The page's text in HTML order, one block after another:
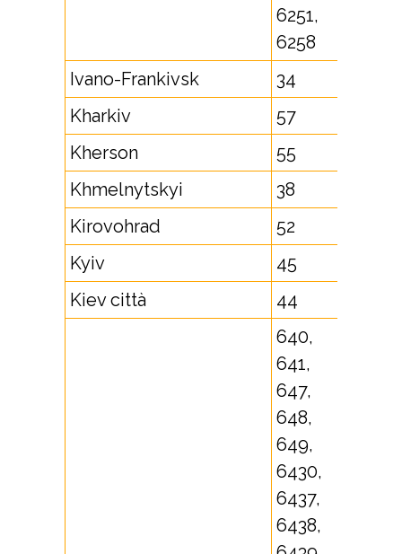
6251,
6258
Ivano-Frankivsk
34
Kharkiv
57
Kherson
55
Khmelnytskyi
38
Kirovohrad
52
Kyiv
45
Kiev città
44
640,
641,
647,
648,
649,
6430,
6437,
6438,